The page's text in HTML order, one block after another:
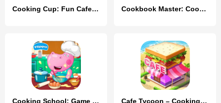
Cooking Cup: Fun Cafe Games Cookbook Master: Cooking Games
Cooking School: Game for Girls Cafe Tycoon – Cooking & Fun